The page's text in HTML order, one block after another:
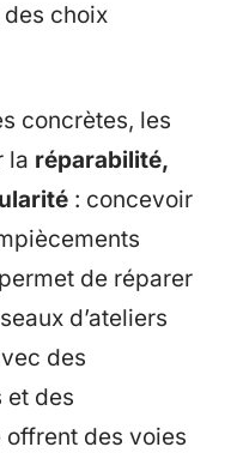
choix
concrètes, les
la réparabilité,
: concevoir
de réparer
d’ateliers
des
et des
offrent des voies